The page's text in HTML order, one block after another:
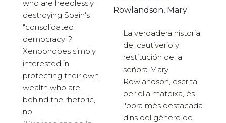
who are heedlessly
destroying Spain's
"consolidated
democracy"?
Xenophobes simply
interested in
protecting their own
wealth who are,
behind the rhetoric,
no...
Rowlandson, Mary
La verdadera historia
del cautiverio y
restitución de la
señora Mary
Rowlandson, escrita
per ella mateixa, és
l'obra més destacada
dins del gènere de